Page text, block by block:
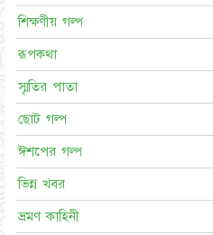
শিক্ষণীয় গল্প
রূপকথা
স্মৃতির পাতা
ছোট গল্প
ঈশপের গল্প
ভিন্ন খবর
ভ্রমণ কাহিনী